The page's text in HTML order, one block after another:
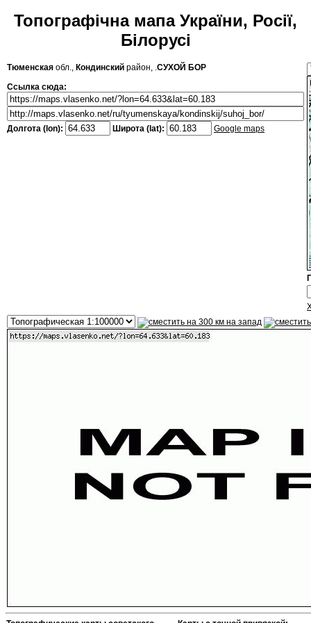
Топографічна мапа України, Росії,
Білорусі
Тюменская обл., Кондинский район, .СУХОЙ БОР
Ссылка сюда:
Долгота (lon): Широта (lat): Google maps